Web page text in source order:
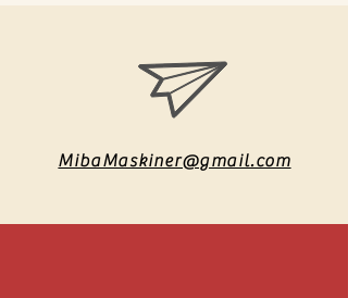
MibaMaskiner@gmail.com